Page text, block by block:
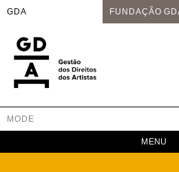
GDA FUNDAÇÃO
content
GDA
Juntos no mesmo palco
MODE